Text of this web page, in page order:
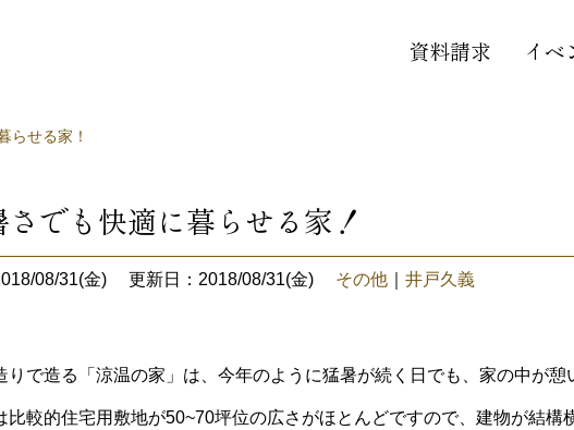
資料請求 イベ
らせる家！
さでも快適に暮らせる家！
08/31(金) 更新日：2018/08/31(金) その他 井戸久義
りで造る「涼温の家」は、今年のように猛暑が続く日でも、家の中が
比較的住宅用敷地が50~70坪位の広さがほとんどですので、建物が結構